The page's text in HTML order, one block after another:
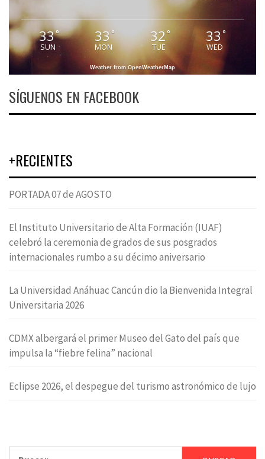
33°
SUN
33°
MON
32°
TUE
33°
WED
Weather from OpenWeatherMap
SÍGUENOS EN FACEBOOK
+RECIENTES
PORTADA 07 de AGOSTO
El Instituto Universitario de Alta Formación (IUAF)
celebró la ceremonia de grados de sus posgrados
internacionales rumbo a su décimo aniversario
La Universidad Anáhuac Cancún dio la Bienvenida Integral
Universitaria 2026
CDMX albergará el primer Museo del Gato del país que
impulsa la “fiebre felina” nacional
Eclipse 2026, el despegue del turismo astronómico de lujo